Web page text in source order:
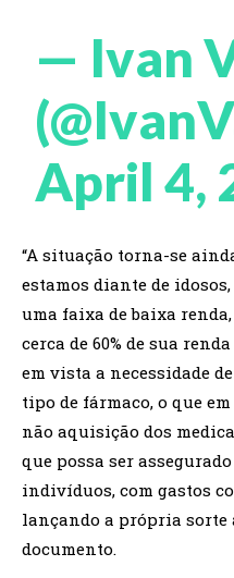
— Ivan
April 4,
“A situação torna-se
estamos diante de
uma faixa de baixa
cerca de 60% de sua
em vista a necessidade
tipo de fármaco, o que
não aquisição dos
que possa ser
indivíduos, com gastos
lançando a própria sorte
documento.